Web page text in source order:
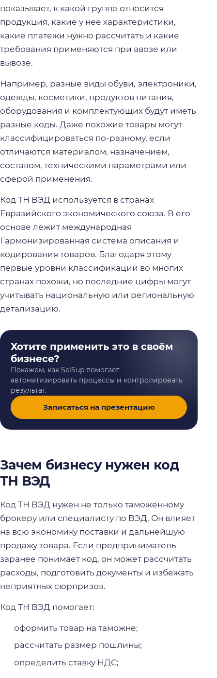
показывает, к какой группе относится
продукция, какие у нее характеристики,
какие платежи нужно рассчитать и какие
требования применяются при ввозе или
вывозе.
Например, разные виды обуви, электроники,
одежды, косметики, продуктов питания,
оборудования и комплектующих будут иметь
разные коды. Даже похожие товары могут
классифицироваться по-разному, если
отличаются материалом, назначением,
составом, техническими параметрами или
сферой применения.
Код ТН ВЭД используется в странах
Евразийского экономического союза. В его
основе лежит международная
Гармонизированная система описания и
кодирования товаров. Благодаря этому
первые уровни классификации во многих
странах похожи, но последние цифры могут
учитывать национальную или региональную
детализацию.
Хотите применить это в своём
бизнесе?
Покажем, как SelSup помогает
автоматизировать процессы и контролировать
результат.
Записаться на презентацию
Зачем бизнесу нужен код
ТН ВЭД
Код ТН ВЭД нужен не только таможенному
брокеру или специалисту по ВЭД. Он влияет
на всю экономику поставки и дальнейшую
продажу товара. Если предприниматель
заранее понимает код, он может рассчитать
расходы, подготовить документы и избежать
неприятных сюрпризов.
Код ТН ВЭД помогает:
оформить товар на таможне;
рассчитать размер пошлины;
определить ставку НДС;